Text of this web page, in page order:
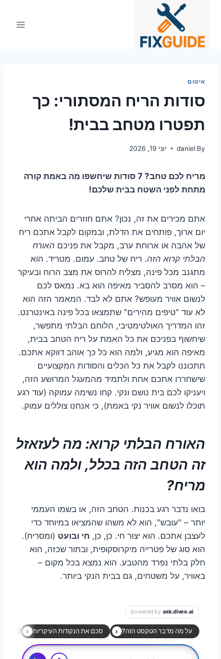
איטום
סודות הריח המסתורי: כך
תפטרו מטחב בבית!
By
daniel יוני 19, 2026
מריח לכם טחב? 7 סודות שיחשפו מה באמת קורה
מתחת לפני השטח בבית שלכם!
אתם מכירים את זה, נכון? אתם חוזרים הביתה אחרי
יום ארוך, פותחים את הדלת, ובמקום לקבל אתכם ריח
של אהבה או ארוחת ערב, מקבל את פניכם האורח
הבלתי קרוא הזה. ריח של טחב. עמום. מטריד. הוא
מתגנב מכל פינה, מצליח להרוס את מצב הרוח ובעיקר
– הוא מסרב להסביר מאיפה הוא בא. נמאס לכם
לנשום אוויר מעופש? אתם לא לבד. המאמר הזה הוא
לא עוד "טיפים מהירים" שתמצאו בכל פינה באינטרנט.
זהו המדריך האולטימטיבי, הלוחם הבלתי מתפשר,
שיחשוף בפניכם את כל האמת על ריח הטחב בבית,
מאיפה הוא מגיע, ולמה הוא כל כך אוהב דווקא אתכם.
תתכוננו לקבל את כל הכלים והסודות המקצועיים
שישחררו אתכם אחת ולתמיד מהמעגל המרושע הזה,
ויעניקו לכם בית נושם ונקי. קחו נשימה עמוקה (עוד רגע
תוכלו לנשום אוויר נקי באמת), כי אנחנו צוללים עמוק.
האורח הבלתי קרוא: מה לעזאזל
זה הטחב הזה בכלל, ולמה הוא
מריח?
בואו נדבר רגע בכנות. הטחב הזה, או בשמו העממי
יותר – "עובש", הוא לא משהו שהמציאו במיוחד כדי
לעצבן אתכם. הוא יצור חי. כן, כן, חי ובועט (ומסריח).
הוא סוג של פטרייה מיקרוסקופית, ובתור שכזה, הוא
חלק בלתי נפרד מהטבע. הוא נמצא בכל מקום –
באוויר, על משטחים, גם בבית הנקי ביותר.